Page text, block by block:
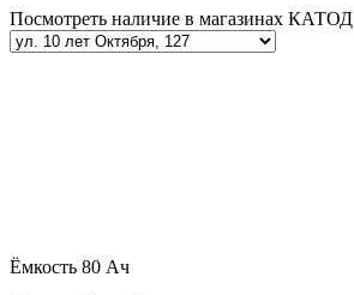
Посмотреть наличие в магазинах КАТОД
Ёмкость 80 Ач